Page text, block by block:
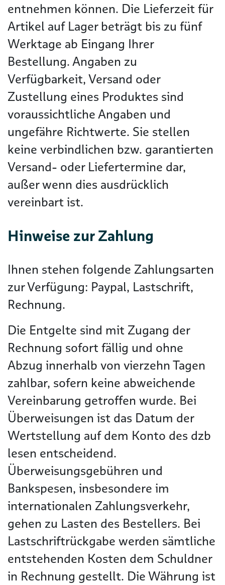
entnehmen können. Die Lieferzeit für
Artikel auf Lager beträgt bis zu fünf
Werktage ab Eingang Ihrer
Bestellung. Angaben zu
Verfügbarkeit, Versand oder
Zustellung eines Produktes sind
voraussichtliche Angaben und
ungefähre Richtwerte. Sie stellen
keine verbindlichen bzw. garantierten
Versand- oder Liefertermine dar,
außer wenn dies ausdrücklich
vereinbart ist.
Hinweise zur Zahlung
Ihnen stehen folgende Zahlungsarten
zur Verfügung: Paypal, Lastschrift,
Rechnung.
Die Entgelte sind mit Zugang der
Rechnung sofort fällig und ohne
Abzug innerhalb von vierzehn Tagen
zahlbar, sofern keine abweichende
Vereinbarung getroffen wurde. Bei
Überweisungen ist das Datum der
Wertstellung auf dem Konto des dzb
lesen entscheidend.
Überweisungsgebühren und
Bankspesen, insbesondere im
internationalen Zahlungsverkehr,
gehen zu Lasten des Bestellers. Bei
Lastschriftrückgabe werden sämtliche
entstehenden Kosten dem Schuldner
in Rechnung gestellt. Die Währung ist